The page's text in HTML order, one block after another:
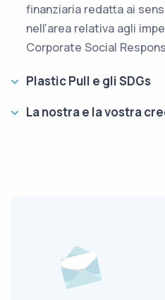
finanziaria redatta ai
nell'area relativa agli
Corporate Social
Plastic Pull e gli SDGs
La nostra e la vostra